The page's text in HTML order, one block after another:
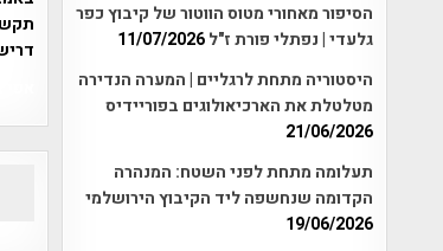
הסיפור מאחורי מטוס הווטור של קיבוץ כפר
גלעדי | נפתלי פורת ז"ל11/07/2026
היסטוריה מתחת לרגליים | המערה הנדירה
מטלטלת את הארכיאולוגים בפוריידיס
21/06/2026
תעלומה מתחת לפני השטח: המנהרה
הקדומה שנחשפה ליד הקיבוץ הירושלמי
19/06/2026